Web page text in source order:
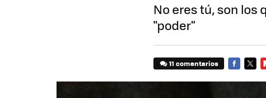
No eres tú, son los
"poder"
11 comentarios